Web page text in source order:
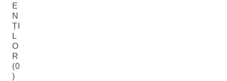
E
N
ȚI
L
O
R
(0
)